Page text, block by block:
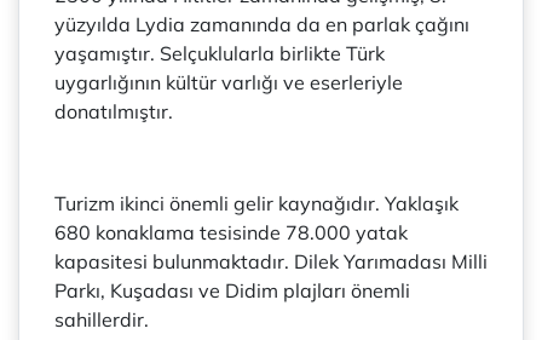
yüzyılda Lydia zamanında da en parlak çağını
yaşamıştır. Selçuklularla birlikte Türk
uygarlığının kültür varlığı ve eserleriyle
donatılmıştır.
Turizm ikinci önemli gelir kaynağıdır. Yaklaşık
680 konaklama tesisinde 78.000 yatak
kapasitesi bulunmaktadır. Dilek Yarımadası Milli
Parkı, Kuşadası ve Didim plajları önemli
sahillerdir.